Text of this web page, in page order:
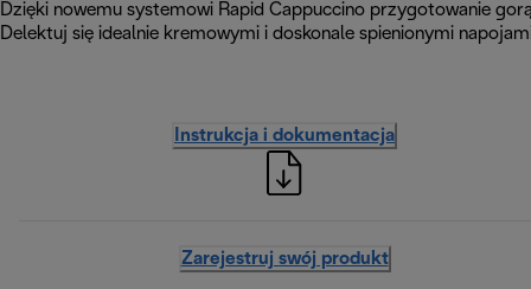
Dzięki nowemu systemowi Rapid Cappuccino przygotowanie
Delektuj się idealnie kremowymi i doskonale spienionymi
Instrukcja i dokumentacja
Zarejestruj swój produkt